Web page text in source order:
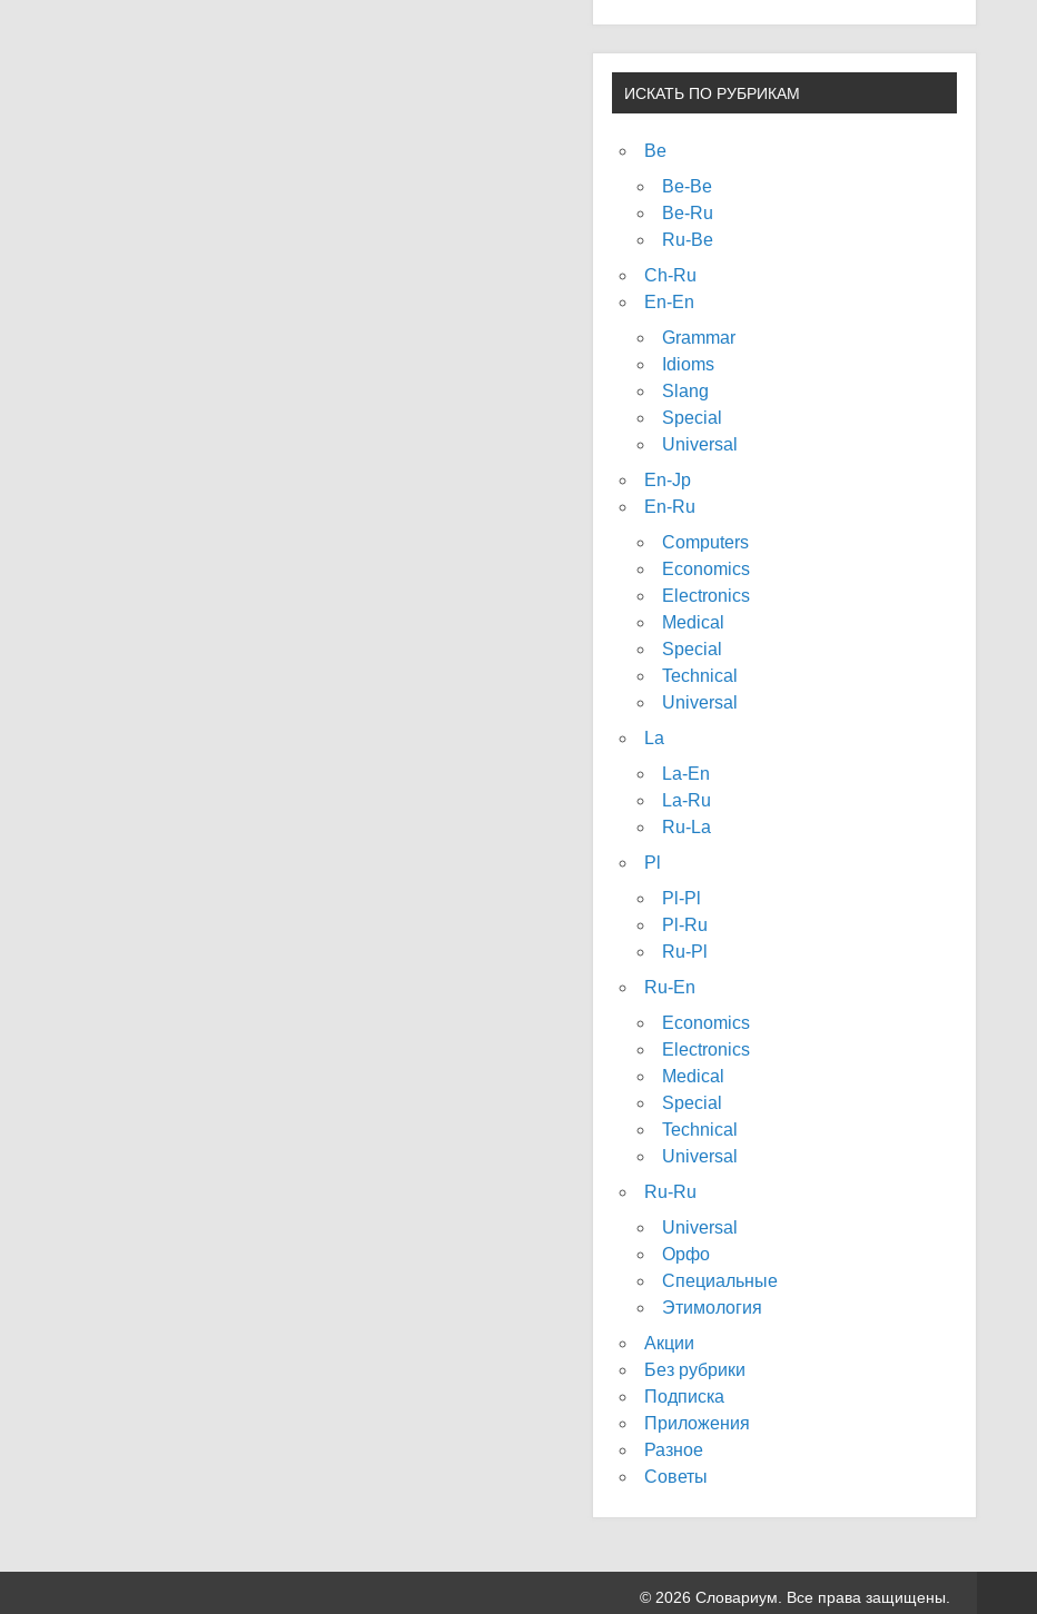
ИСКАТЬ ПО РУБРИКАМ
Be
Be-Be
Be-Ru
Ru-Be
Ch-Ru
En-En
Grammar
Idioms
Slang
Special
Universal
En-Jp
En-Ru
Computers
Economics
Electronics
Medical
Special
Technical
Universal
La
La-En
La-Ru
Ru-La
Pl
Pl-Pl
Pl-Ru
Ru-Pl
Ru-En
Economics
Electronics
Medical
Special
Technical
Universal
Ru-Ru
Universal
Орфо
Специальные
Этимология
Акции
Без рубрики
Подписка
Приложения
Разное
Советы
© 2026 Словариум. Все права защищены.